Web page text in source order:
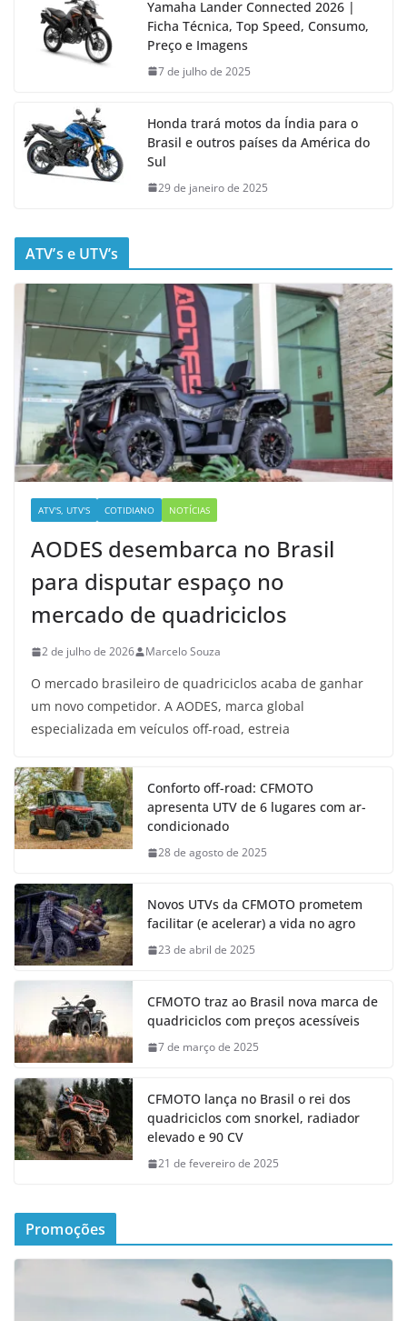
Yamaha Lander Connected 2026 |
Ficha Técnica, Top Speed, Consumo,
Preço e Imagens
7 de julho de 2025
Honda trará motos da Índia para o
Brasil e outros países da América do
Sul
29 de janeiro de 2025
ATV’s e UTV’s
ATV'S, UTV'S COTIDIANO NOTÍCIAS
AODES desembarca no Brasil
para disputar espaço no
mercado de quadriciclos
2 de julho de 2026 Marcelo Souza
O mercado brasileiro de quadriciclos acaba de ganhar
um novo competidor. A AODES, marca global
especializada em veículos off-road, estreia
Conforto off-road: CFMOTO
apresenta UTV de 6 lugares com ar-
condicionado
28 de agosto de 2025
Novos UTVs da CFMOTO prometem
facilitar (e acelerar) a vida no agro
23 de abril de 2025
CFMOTO traz ao Brasil nova marca de
quadriciclos com preços acessíveis
7 de março de 2025
CFMOTO lança no Brasil o rei dos
quadriciclos com snorkel, radiador
elevado e 90 CV
21 de fevereiro de 2025
Promoções